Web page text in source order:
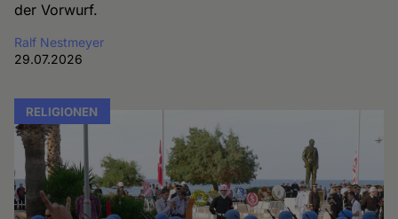
der Vorwurf.
Ralf Nestmeyer
29.07.2026
RELIGIONEN